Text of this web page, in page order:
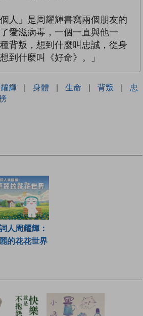
人」是周耀輝書寫兩個朋友的
愛滋病毒，一個一直與他一
背叛，想到什麼叫忠誠，從身
到什麼叫《好命》。」
輝 | 身體 | 生命 | 背叛 |
忠
人周耀輝：
的花花世界